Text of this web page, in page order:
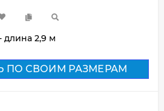
длина 2,9 м
ПО СВОИМ РАЗМЕРАМ